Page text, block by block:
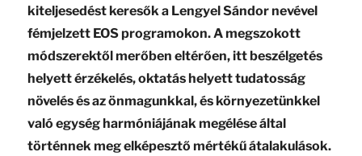
kiteljesedést keresők a Lengyel Sándor nevével
fémjelzett EOS programokon. A megszokott
módszerektől merőben eltérően, itt beszélgetés
helyett érzékelés, oktatás helyett tudatosság
növelés és az önmagunkkal, és környezetünkkel
való egység harmóniájának megélése által
történnek meg elképesztő mértékű átalakulások.